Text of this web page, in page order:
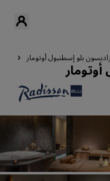
بلو إسطنبول أوتومار